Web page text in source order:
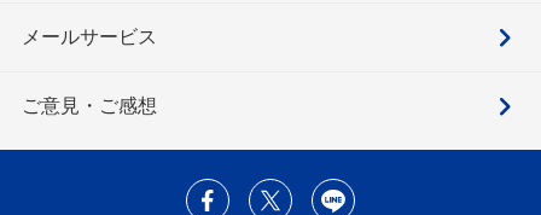
メールサービス
ご意見・ご感想